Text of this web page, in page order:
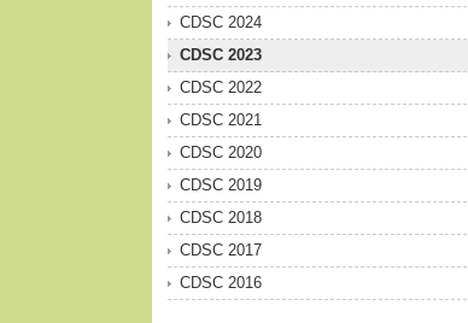
CDSC 2024
CDSC 2023
CDSC 2022
CDSC 2021
CDSC 2020
CDSC 2019
CDSC 2018
CDSC 2017
CDSC 2016